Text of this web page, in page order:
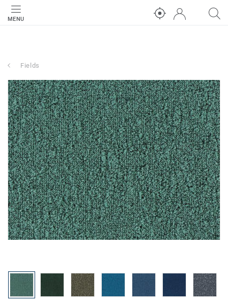
MENU
Fields